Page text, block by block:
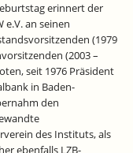
erinnert der
e.V. an seinen
(1979
(2003 –
seit 1976 Präsident
in Baden-
den
des Instituts, als